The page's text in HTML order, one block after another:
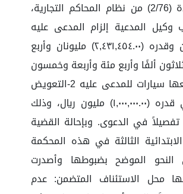
استنادًا للمادة (2/76) من نظام المحاكم التجارية،
وكيل المدعية إلزام المدعى عليه
-تسليم الثمن وقدره (٢,٤٣١,٤٥٤.٠٠) مليونان وأربع
ألفًا وأربع مئة وأربعة وخمسون
ريال. لقاء بيعها سيارات للمدعى عليه 2-التعويض
بمبلغ إجمالي قدره (١,٠٠٠,٠٠٠.٠٠) مليون ريال، وذلك
في الدعوى. وبإحالة القضية
الثالثة في هذه المحكمة
النحو الموضح بضبوطها وأصدرت
محل الاستئناف المتضمن: عدم